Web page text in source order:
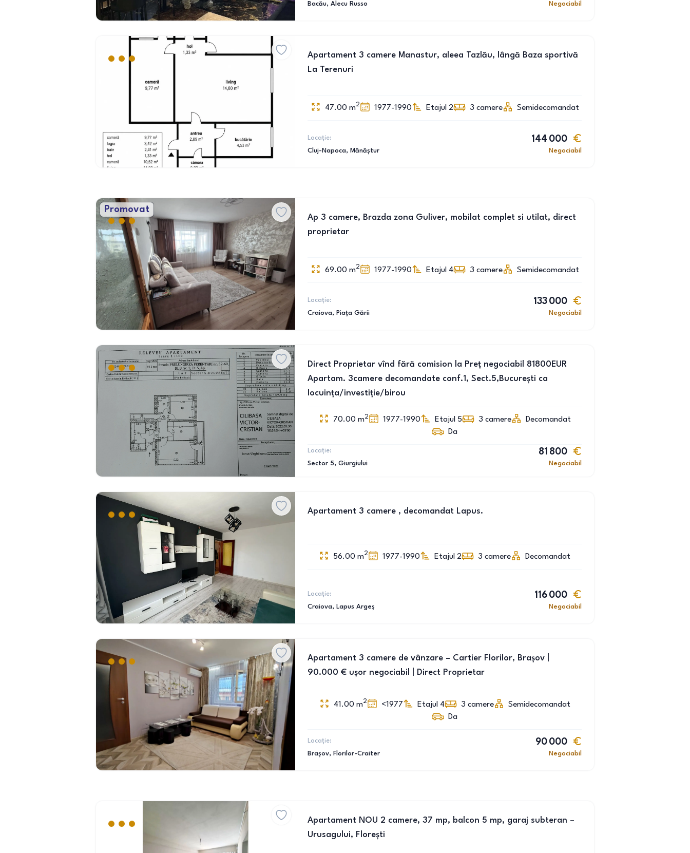
Bacău, Alecu Russo Negociabil
Apartament 3 camere Manastur, aleea Tazlău, lângă Baza sportivă
La Terenuri
47.00 m2 1977-1990 Etajul 2 3 camere Semidecomandat
Locație:
Cluj-Napoca, Mănăștur
144 000
Negociabil
Promovat
Ap 3 camere, Brazda zona Guliver, mobilat complet si utilat, direct
proprietar
69.00 m2 1977-1990 Etajul 4 3 camere Semidecomandat
Locație:
Craiova, Piața Gării
133 000
Negociabil
Direct Proprietar vînd fără comision la Preț negociabil 81800EUR
Apartam. 3camere decomandate conf.1, Sect.5,București ca
locuința/investiție/birou
70.00 m2 1977-1990 Etajul 5 3 camere
Decomandat
Da
Locație:
Sector 5, Giurgiului
81 800
Negociabil
Apartament 3 camere , decomandat Lapus.
56.00 m2 1977-1990 Etajul 2 3 camere Decomandat
Locație:
Craiova, Lapus Argeș
116 000
Negociabil
Apartament 3 camere de vânzare – Cartier Florilor, Brașov |
90.000 € ușor negociabil | Direct Proprietar
41.00 m2 <1977 Etajul 4 3 camere
Semidecomandat
Da
Locație:
Brașov, Florilor-Craiter
90 000
Negociabil
Apartament NOU 2 camere, 37 mp, balcon 5 mp, garaj subteran –
Urusagului, Florești